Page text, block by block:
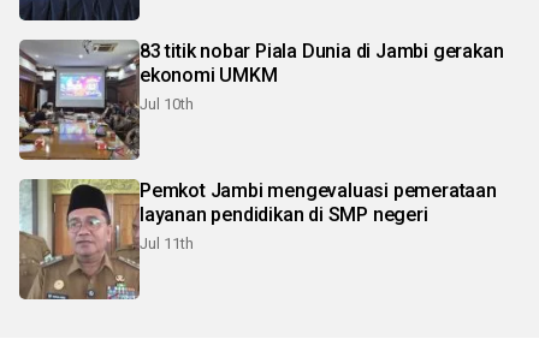
83 titik nobar Piala Dunia di Jambi gerakan
ekonomi UMKM
Jul 10th
Pemkot Jambi mengevaluasi pemerataan
layanan pendidikan di SMP negeri
Jul 11th